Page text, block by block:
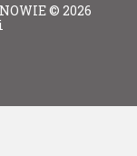
© 2026